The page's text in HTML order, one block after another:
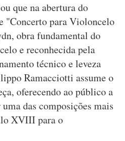
que na abertura do
"Concerto para Violoncelo
obra fundamental do
e reconhecida pela
técnico e leveza
Ramacciotti assume o
oferecendo ao público a
das composições mais
XVIII para o